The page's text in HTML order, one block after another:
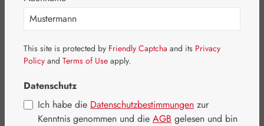
This site is protected by Friendly Captcha and its Privacy
Policy and Terms of Use apply.
Datenschutz
Ich habe die Datenschutzbestimmungen zur
Kenntnis genommen und die AGB gelesen und bin